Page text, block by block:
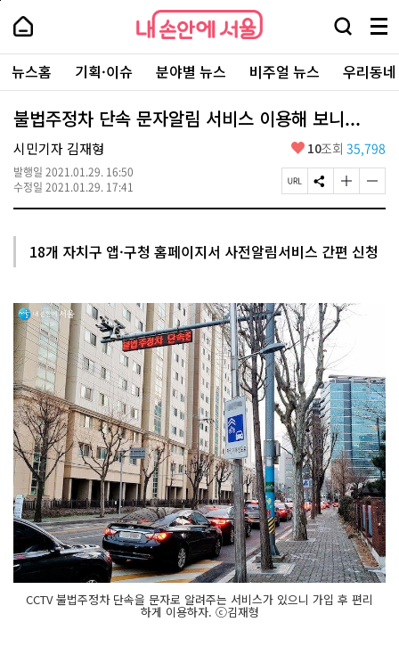
본
로
가
내
손
안
에
서
울
-
서
울
시
대
표
소
포
내
손
에
울
검
창
열
기
메
뉴
전
체
보
주
요
서
뉴스홈 기획·이슈 분야별 뉴스 비주얼 뉴스 우리동
불법주정차 단속 문자알림 서비스 이용해 보니...
시민기자 김재형
발행일 2021.01.29. 16:50
수정일 2021.01.29. 17:41
좋
요
10조회 35,798
페
이
R
L
S
N
유
하
글
자
크
게
하
기
글
자
작
게
18개 자치구 앱·구청 홈페이지서 사전알림서비스 간편 신청
CCTV 불법주정차 단속을 문자로 알려주는 서비스가 있으니 가입 후 편리
하게 이용하자. ⓒ김재형
페
상
단
로